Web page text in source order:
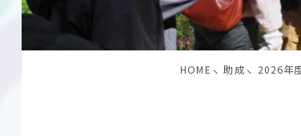
HOME 助成 2026年